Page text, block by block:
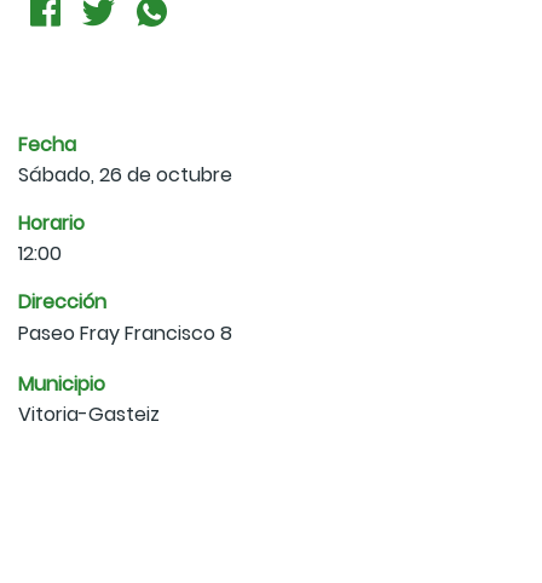
Fecha
Sábado, 26 de octubre
Horario
12:00
Dirección
Paseo Fray Francisco 8
Municipio
Vitoria-Gasteiz